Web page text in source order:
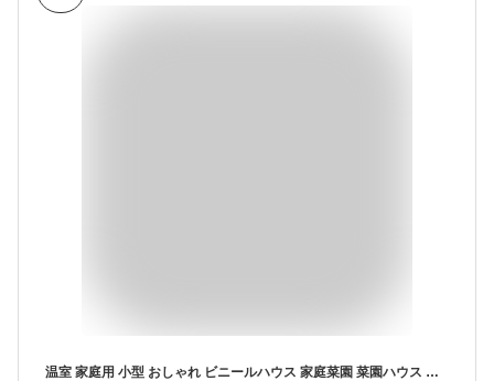
温室 家庭用 小型 おしゃれ ビニールハウス 家庭菜園 菜園ハウス グリーンハウス プランター置き場 冬 フラワーハウス ガーデンハウス 雨よけ 防虫 防鳥 園芸 あす楽